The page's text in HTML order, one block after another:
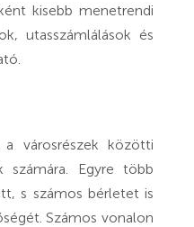
kisebb menetrendi
utasszámlálások és
városrészek közötti
Egyre több
s számos bérletet is
Számos vonalon